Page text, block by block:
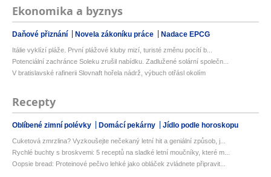
Ekonomika a byznys
Daňové přiznání Novela zákoníku práce Nadace EPCG
Itálie vyklízí pláže. První plážové kluby mizí, turisté změnu pocítí b...
Potenciální zachránce Soleku zrušil nabídku. Zadlužené solární společn...
V bratislavské rafinerii Slovnaft hořela nádrž, výbuch otřásl okolím
Recepty
Oblíbené zimní polévky Domácí pekárny Jídlo podle horoskopu
Cuketová zmrzlina? Vyzkoušejte nečekaný letní hit a geniální způsob, j...
Rychlé buchty s broskvemi: 5 receptů na sladké letní moučníky, které m...
Oopsie bread: Proteinové pečivo lehké jako obláček zvládnete připravit...